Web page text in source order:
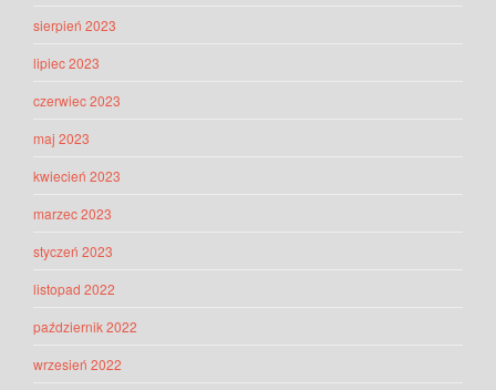
sierpień 2023
lipiec 2023
czerwiec 2023
maj 2023
kwiecień 2023
marzec 2023
styczeń 2023
listopad 2022
październik 2022
wrzesień 2022